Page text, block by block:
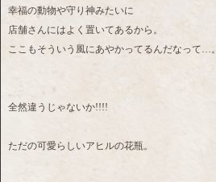
幸福の動物や守り神みたいに
店舗さんにはよく置いてあるから。
ここもそういう風にあやかってるんだなって…。
全然違うじゃないか!!!!
ただの可愛らしいアヒルの花瓶。